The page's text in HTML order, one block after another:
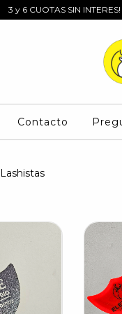
3 y 6 CUOTAS SIN
Contacto
Lashistas